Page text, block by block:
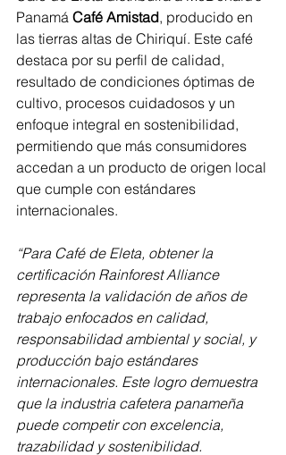
Panamá Café Amistad, producido en
las tierras altas de Chiriquí. Este café
destaca por su perfil de calidad,
resultado de condiciones óptimas de
cultivo, procesos cuidadosos y un
enfoque integral en sostenibilidad,
permitiendo que más consumidores
accedan a un producto de origen local
que cumple con estándares
internacionales.
“Para Café de Eleta, obtener la
certificación Rainforest Alliance
representa la validación de años de
trabajo enfocados en calidad,
responsabilidad ambiental y social, y
producción bajo estándares
internacionales. Este logro demuestra
que la industria cafetera panameña
puede competir con excelencia,
trazabilidad y sostenibilidad.